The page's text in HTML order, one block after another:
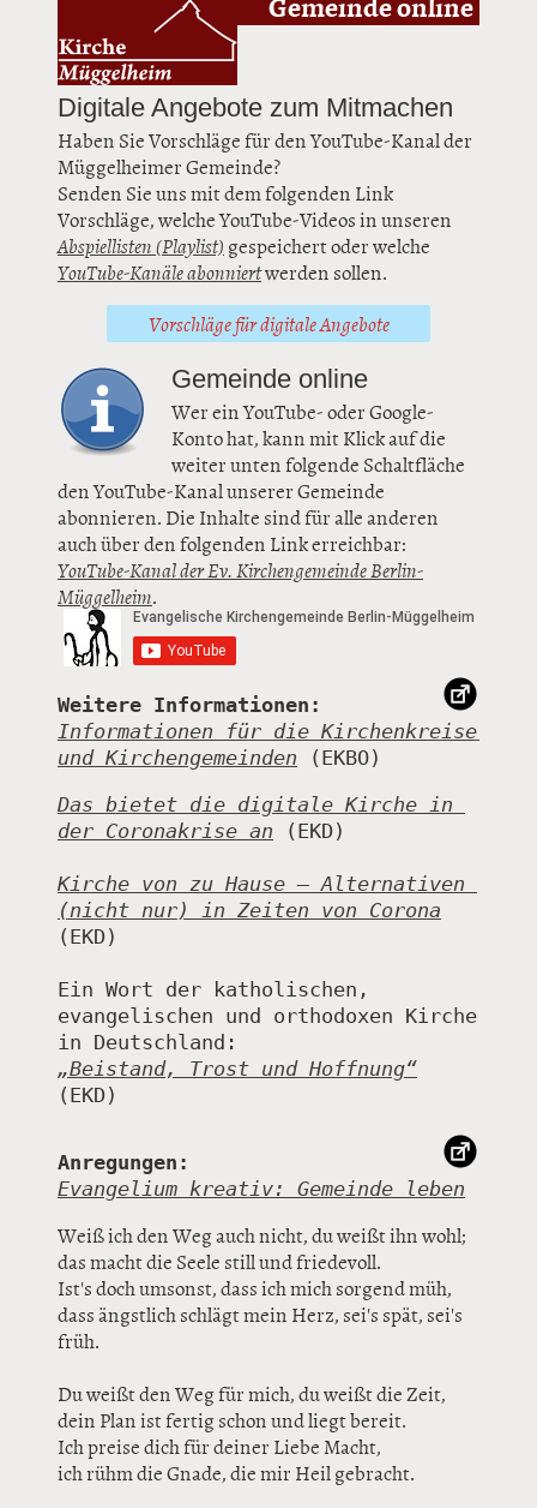
Digitale Angebote zum Mitmachen
Haben Sie Vorschläge für den YouTube-Kanal der
Müggelheimer Gemeinde?
Senden Sie uns mit dem folgenden Link
Vorschläge, welche YouTube-Videos in unseren
Abspiellisten (Playlist)gespeichert oder welche
YouTube-Kanäle abonniertwerden sollen.
Vorschläge für digitale Angebote
Gemeinde online
Wer ein YouTube- oder Google-
Konto hat, kann mit Klick auf die
weiter unten folgende Schaltfläche
den YouTube-Kanal unserer Gemeinde
abonnieren. Die Inhalte sind für alle anderen
auch über den folgenden Link erreichbar:
YouTube-Kanal der Ev. Kirchengemeinde Berlin-
Müggelheim.
Weitere Informationen:
Informationen für die Kirchenkreise
und Kirchengemeinden
Das bietet die digitale Kirche in
der Coronakrise an (EKD)
Kirche von zu Hause – Alternativen
(nicht nur) in Zeiten von Corona
(EKD)
Ein Wort der katholischen,
evangelischen und orthodoxen Kirche
„Beistand, Trost und Hoffnung“
Anregungen:
Evangelium kreativ: Gemeinde leben
Weiß ich den Weg auch nicht, du weißt ihn wohl;
das macht die Seele still und friedevoll.
Ist's doch umsonst, dass ich mich sorgend müh,
dass ängstlich schlägt mein Herz, sei's spät, sei's
früh.
Du weißt den Weg für mich, du weißt die Zeit,
dein Plan ist fertig schon und liegt bereit.
Ich preise dich für deiner Liebe Macht,
ich rühm die Gnade, die mir Heil gebracht.